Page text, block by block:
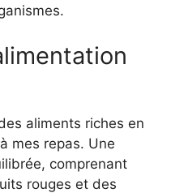
aliments riches en
mes repas. Une
comprenant
rouges et des